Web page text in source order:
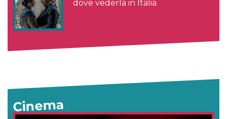
dove vederla in Italia
Cinema